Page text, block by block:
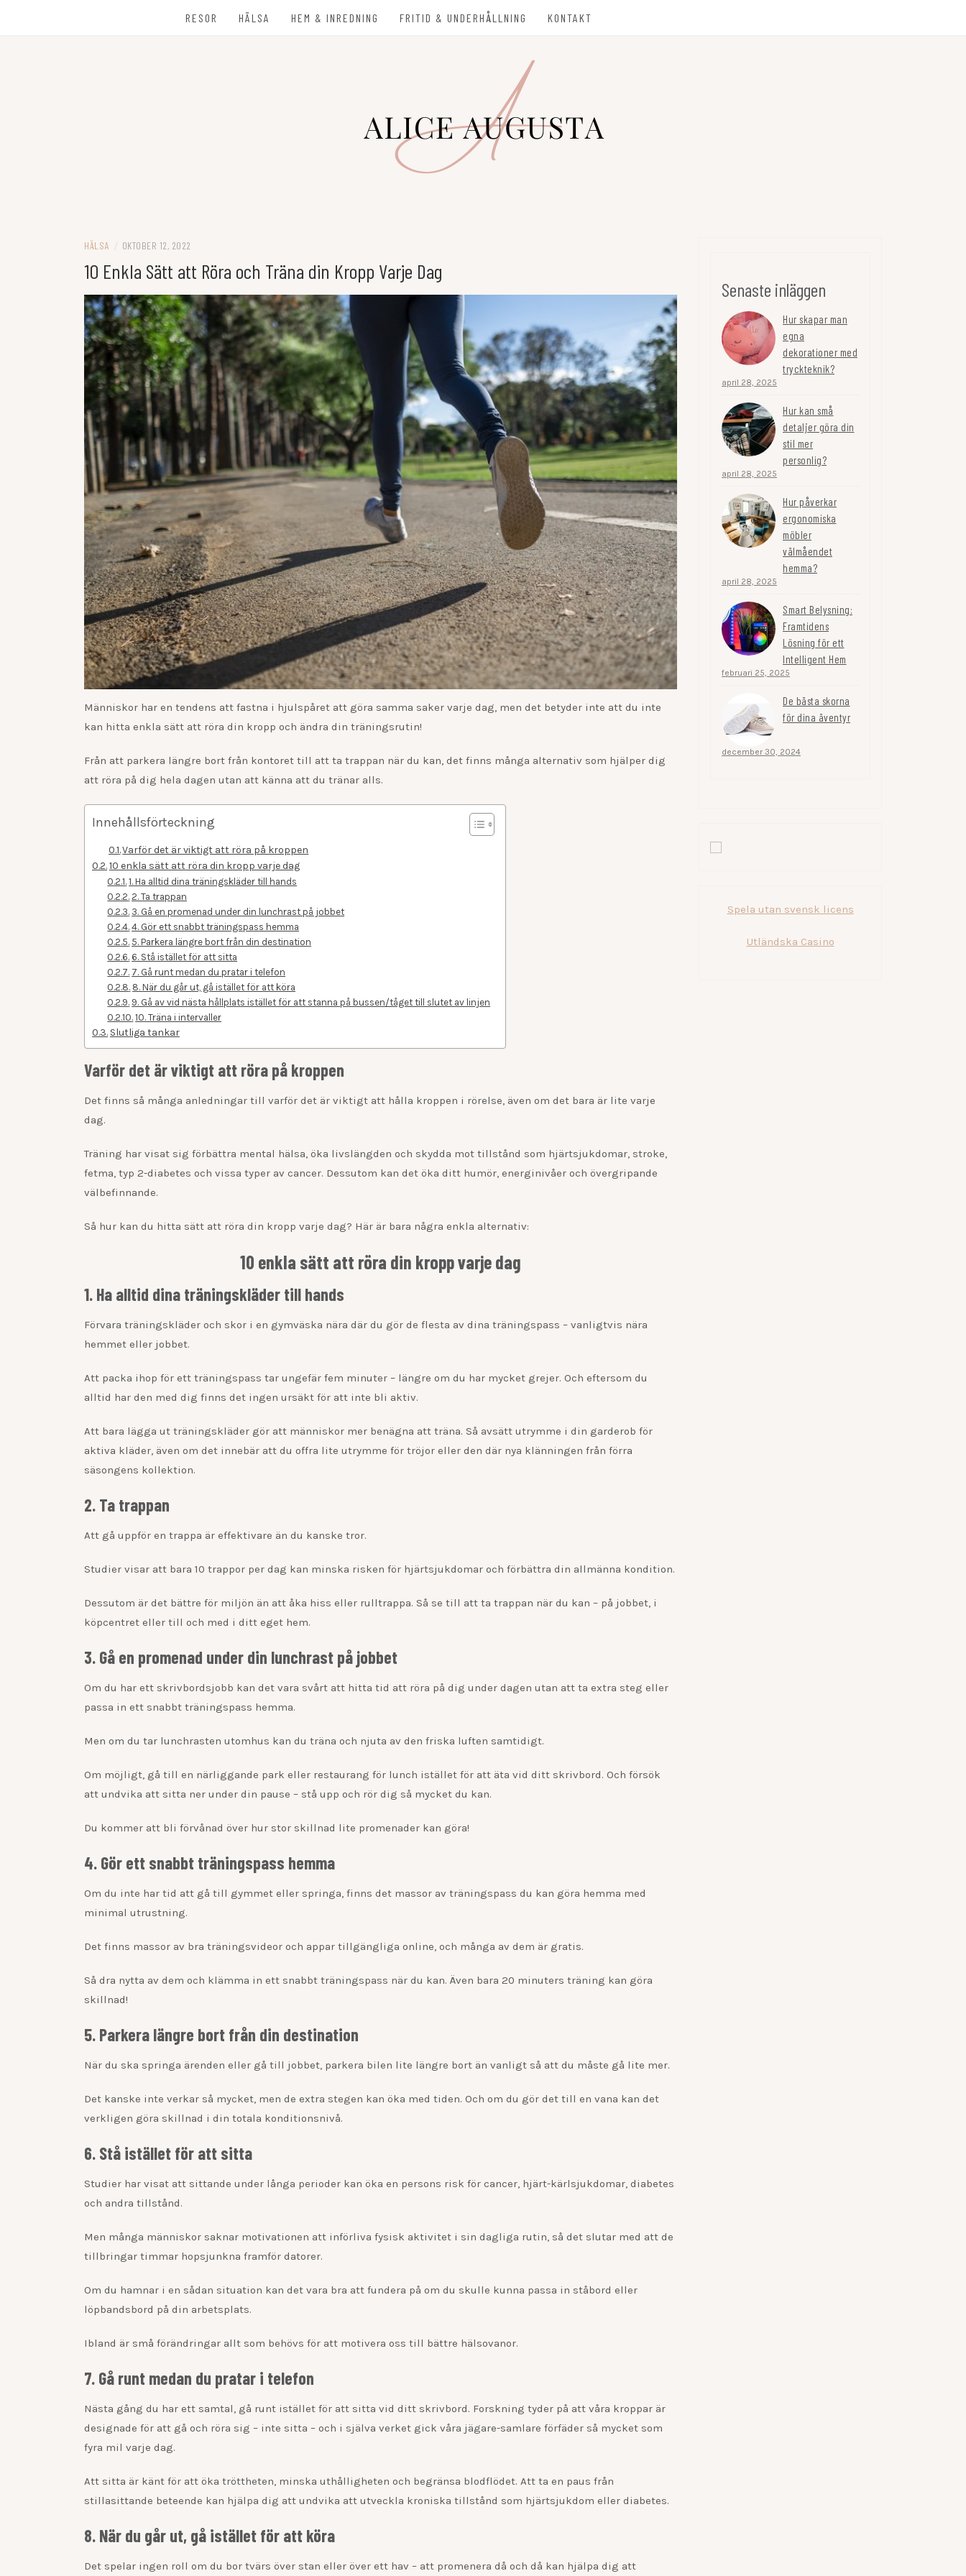
RESOR HÄLSA HEM & INREDNING FRITID & UNDERHÅLLNING KONTAKT
ALICE AUGUSTA
HÄLSA / OKTOBER 12, 2022
10 Enkla Sätt att Röra och Träna din Kropp Varje Dag
Människor har en tendens att fastna i hjulspåret att göra samma saker varje dag, men det betyder inte att du inte
kan hitta enkla sätt att röra din kropp och ändra din träningsrutin!
Från att parkera längre bort från kontoret till att ta trappan när du kan, det finns många alternativ som hjälper dig
att röra på dig hela dagen utan att känna att du tränar alls.
Innehållsförteckning
Varför det är viktigt att röra på kroppen
10 enkla sätt att röra din kropp varje dag
1. Ha alltid dina träningskläder till hands
2. Ta trappan
3. Gå en promenad under din lunchrast på jobbet
4. Gör ett snabbt träningspass hemma
5. Parkera längre bort från din destination
6. Stå istället för att sitta
7. Gå runt medan du pratar i telefon
8. När du går ut, gå istället för att köra
9. Gå av vid nästa hållplats istället för att stanna på bussen/tåget till slutet av linjen
10. Träna i intervaller
Slutliga tankar
Varför det är viktigt att röra på kroppen
Det finns så många anledningar till varför det är viktigt att hålla kroppen i rörelse, även om det bara är lite varje
dag.
Träning har visat sig förbättra mental hälsa, öka livslängden och skydda mot tillstånd som hjärtsjukdomar, stroke,
fetma, typ 2-diabetes och vissa typer av cancer. Dessutom kan det öka ditt humör, energinivåer och övergripande
välbefinnande.
Så hur kan du hitta sätt att röra din kropp varje dag? Här är bara några enkla alternativ:
10 enkla sätt att röra din kropp varje dag
1. Ha alltid dina träningskläder till hands
Förvara träningskläder och skor i en gymväska nära där du gör de flesta av dina träningspass – vanligtvis nära
hemmet eller jobbet.
Att packa ihop för ett träningspass tar ungefär fem minuter – längre om du har mycket grejer. Och eftersom du
alltid har den med dig finns det ingen ursäkt för att inte bli aktiv.
Att bara lägga ut träningskläder gör att människor mer benägna att träna. Så avsätt utrymme i din garderob för
aktiva kläder, även om det innebär att du offra lite utrymme för tröjor eller den där nya klänningen från förra
säsongens kollektion.
2. Ta trappan
Att gå uppför en trappa är effektivare än du kanske tror.
Studier visar att bara 10 trappor per dag kan minska risken för hjärtsjukdomar och förbättra din allmänna kondition.
Dessutom är det bättre för miljön än att åka hiss eller rulltrappa. Så se till att ta trappan när du kan – på jobbet, i
köpcentret eller till och med i ditt eget hem.
3. Gå en promenad under din lunchrast på jobbet
Om du har ett skrivbordsjobb kan det vara svårt att hitta tid att röra på dig under dagen utan att ta extra steg eller
passa in ett snabbt träningspass hemma.
Men om du tar lunchrasten utomhus kan du träna och njuta av den friska luften samtidigt.
Om möjligt, gå till en närliggande park eller restaurang för lunch istället för att äta vid ditt skrivbord. Och försök
att undvika att sitta ner under din pause – stå upp och rör dig så mycket du kan.
Du kommer att bli förvånad över hur stor skillnad lite promenader kan göra!
4. Gör ett snabbt träningspass hemma
Om du inte har tid att gå till gymmet eller springa, finns det massor av träningspass du kan göra hemma med
minimal utrustning.
Det finns massor av bra träningsvideor och appar tillgängliga online, och många av dem är gratis.
Så dra nytta av dem och klämma in ett snabbt träningspass när du kan. Även bara 20 minuters träning kan göra
skillnad!
5. Parkera längre bort från din destination
När du ska springa ärenden eller gå till jobbet, parkera bilen lite längre bort än vanligt så att du måste gå lite mer.
Det kanske inte verkar så mycket, men de extra stegen kan öka med tiden. Och om du gör det till en vana kan det
verkligen göra skillnad i din totala konditionsnivå.
6. Stå istället för att sitta
Studier har visat att sittande under långa perioder kan öka en persons risk för cancer, hjärt-kärlsjukdomar, diabetes
och andra tillstånd.
Men många människor saknar motivationen att införliva fysisk aktivitet i sin dagliga rutin, så det slutar med att de
tillbringar timmar hopsjunkna framför datorer.
Om du hamnar i en sådan situation kan det vara bra att fundera på om du skulle kunna passa in ståbord eller
löpbandsbord på din arbetsplats.
Ibland är små förändringar allt som behövs för att motivera oss till bättre hälsovanor.
7. Gå runt medan du pratar i telefon
Nästa gång du har ett samtal, gå runt istället för att sitta vid ditt skrivbord. Forskning tyder på att våra kroppar är
designade för att gå och röra sig – inte sitta – och i själva verket gick våra jägare-samlare förfäder så mycket som
fyra mil varje dag.
Att sitta är känt för att öka tröttheten, minska uthålligheten och begränsa blodflödet. Att ta en paus från
stillasittande beteende kan hjälpa dig att undvika att utveckla kroniska tillstånd som hjärtsjukdom eller diabetes.
8. När du går ut, gå istället för att köra
Det spelar ingen roll om du bor tvärs över stan eller över ett hav – att promenera då och då kan hjälpa dig att
Senaste inläggen
Hur skapar man
egna
dekorationer med
tryckteknik?
april 28, 2025
Hur kan små
detaljer göra din
stil mer
personlig?
april 28, 2025
Hur påverkar
ergonomiska
möbler
välmåendet
hemma?
april 28, 2025
Smart Belysning:
Framtidens
Lösning för ett
Intelligent Hem
februari 25, 2025
De bästa skorna
för dina äventyr
december 30, 2024
Spela utan svensk licens
Utländska Casino